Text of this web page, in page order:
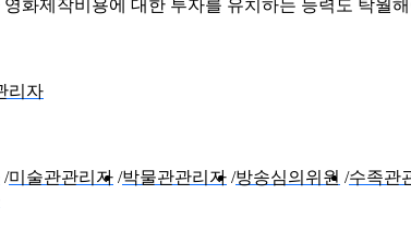
화제작비용에 대한 투자를 유치하는 능력도 탁월
리자
미술관관리자 박물관관리자 방송심의위원 수족관